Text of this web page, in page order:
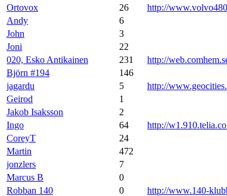
Ortovox
26 http://
Andy
6
John
3
Joni
22
020, Esko Antikainen
231 http://
Björn #194
146
jagardu
5 http://
Geirod
1
Jakob Isaksson
2
Ingo
64 http://
CoreyT
24
Martin
472
jonzlers
7
Marcus B
0
Robban 140
0 http://www.140-